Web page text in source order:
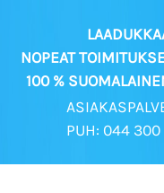
NOPEAT
100 %
PUH: 044